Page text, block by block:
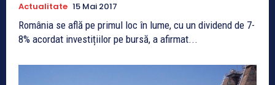
Actualitate 15 Mai 2017
România se află pe primul loc în lume, cu un dividend de 7-
8% acordat investițiilor pe bursă, a afirmat...